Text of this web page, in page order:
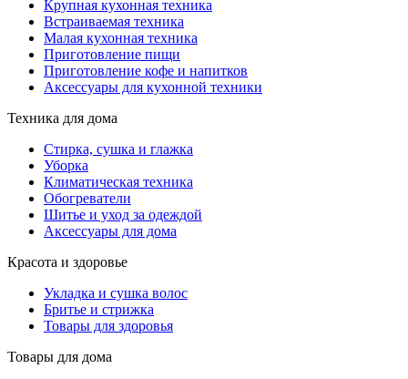
Крупная кухонная техника
Встраиваемая техника
Малая кухонная техника
Приготовление пищи
Приготовление кофе и напитков
Аксессуары для кухонной техники
Техника для дома
Стирка, сушка и глажка
Уборка
Климатическая техника
Обогреватели
Шитье и уход за одеждой
Аксессуары для дома
Красота и здоровье
Укладка и сушка волос
Бритье и стрижка
Товары для здоровья
Товары для дома